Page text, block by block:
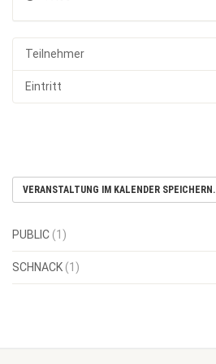
Teilnehmer
Eintritt
VERANSTALTUNG IM KALENDER SPEICHERN.
PUBLIC (1)
SCHNACK (1)